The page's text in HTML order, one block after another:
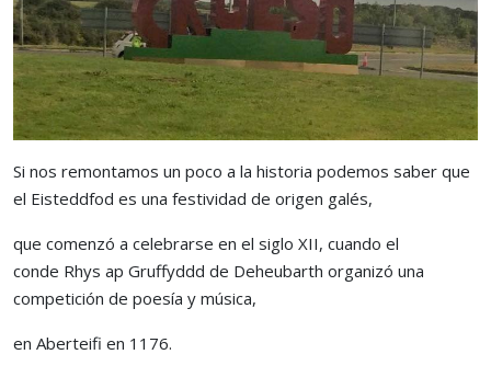
Si nos remontamos un poco a la historia podemos saber que
el Eisteddfod es una festividad de origen galés,
que comenzó a celebrarse en el siglo XII, cuando el
conde Rhys ap Gruffyddd de Deheubarth organizó una
competición de poesía y música,
en Aberteifi en 1176.